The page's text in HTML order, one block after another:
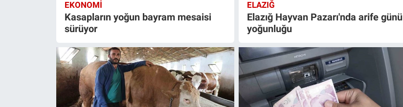
EKONOMI
Kasapların yoğun bayram mesaisi
sürüyor
ELAZIĞ
Elazığ Hayvan Pazarı'nda arife günü
yoğunluğu